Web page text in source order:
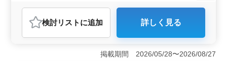
アルバイト・パート
おすすめポイント
＜企業法務の専門性＞ 企業法務に特化した業務内容
で、売掛金回収や契約書の作成・チェックなど、幅広い
検討リスト に追加 詳しく見る
掲載期間 2026/05/28〜2026/08/27